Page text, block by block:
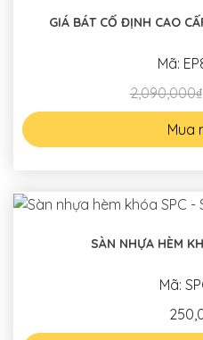
GIÁ BÁT CỐ ĐỊNH CAO
Mã:
2,090,000₫
Mua
SÀN NHỰA HÈM
Mã: